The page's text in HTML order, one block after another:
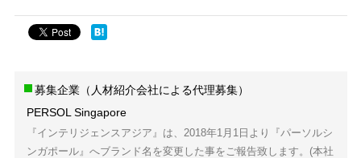
募集企業（人材紹介会社による代理募集）
PERSOL Singapore
『インテリジェンスアジア』は、2018年1月1日より『パーソルシ
ンガポール』へブランド名を変更した事をご報告致します。(本社